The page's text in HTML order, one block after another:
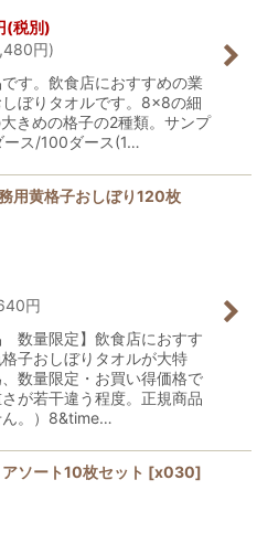
(税別)
円)
す。飲食店におすすめの業
ぼりタオルです。8×8の細
きめの格子の2種類。サンプ
ス/100ダース(1…
黄格子おしぼり120枚
円
数量限定】飲食店におすす
子おしぼりタオルが大特
数量限定・お買い得価格で
が若干違う程度。正規商品
ん。）8&time…
ソート10枚セット [x030]